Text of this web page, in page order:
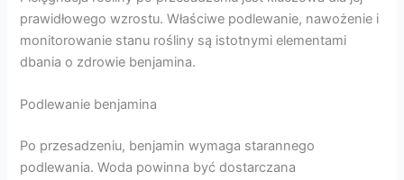
prawidłowego wzrostu. Właściwe podlewanie, nawożenie i
monitorowanie stanu rośliny są istotnymi elementami
dbania o zdrowie benjamina.
Podlewanie benjamina
Po przesadzeniu, benjamin wymaga starannego
podlewania. Woda powinna być dostarczana